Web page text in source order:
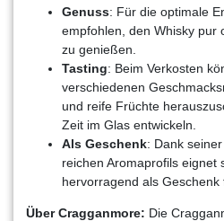
Genuss: Für die optimale
empfohlen, den Whisky pur
zu genießen.
Tasting: Beim Verkosten
verschiedenen
und reife Früchte
Zeit im Glas entwickeln.
Als Geschenk: Dank
reichen Aromaprofils eignet
hervorragend als Geschenk
Über Cragganmore: Die